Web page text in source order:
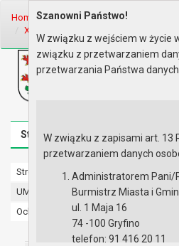
Home Organy Rada Miejska
XXXV sesja Rady - 31.03.2017
Biuletyn
Urząd Miasta i
Strona główna Mapa serwisu
Strona główna
UMiG - telefony wewnętrzne
Ochrona danych osobowych
Urząd Miasta i Gminy w Gryfinie
Szanowni Państwo!
W związku z wejściem w życie
związku z przetwarzaniem
przetwarzania Państwa
W związku z zapisami art. 13
przetwarzaniem danych
Administratorem Pani/
Burmistrz Miasta i
ul. 1 Maja 16
74 -100 Gryfino
telefon: 91 416 20 11